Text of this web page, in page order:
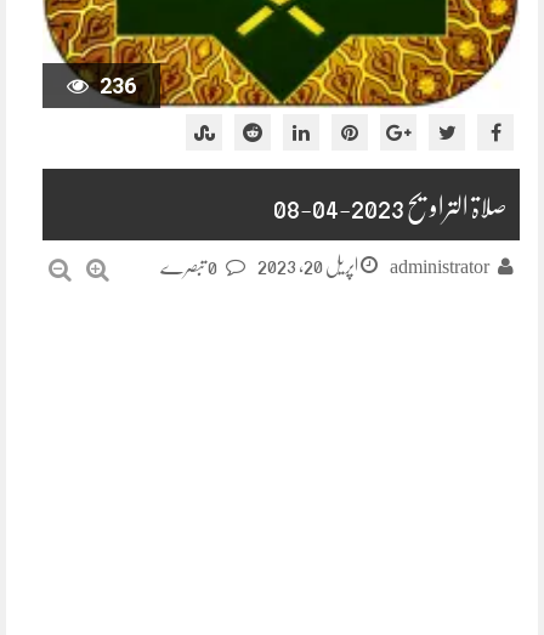
236
صلاۃ التراویح 2023-04-08
administrator اپریل 20, 2023